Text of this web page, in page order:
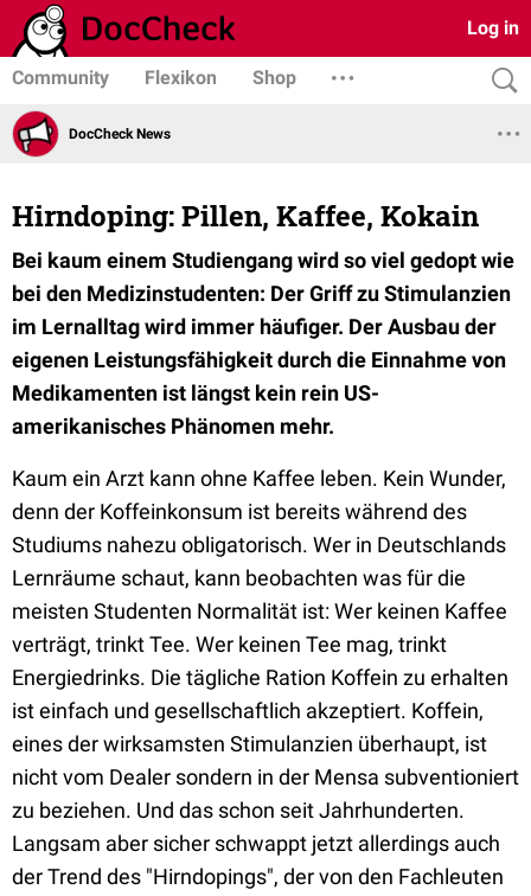
Log in
Community Flexikon Shop
DocCheck News
Hirndoping: Pillen, Kaffee, Kokain
Bei kaum einem Studiengang wird so viel gedopt wie
bei den Medizinstudenten: Der Griff zu Stimulanzien
im Lernalltag wird immer häufiger. Der Ausbau der
eigenen Leistungsfähigkeit durch die Einnahme von
Medikamenten ist längst kein rein US-
amerikanisches Phänomen mehr.
Kaum ein Arzt kann ohne Kaffee leben. Kein Wunder,
denn der Koffeinkonsum ist bereits während des
Studiums nahezu obligatorisch. Wer in Deutschlands
Lernräume schaut, kann beobachten was für die
meisten Studenten Normalität ist: Wer keinen Kaffee
verträgt, trinkt Tee. Wer keinen Tee mag, trinkt
Energiedrinks. Die tägliche Ration Koffein zu erhalten
ist einfach und gesellschaftlich akzeptiert. Koffein,
eines der wirksamsten Stimulanzien überhaupt, ist
nicht vom Dealer sondern in der Mensa subventioniert
zu beziehen. Und das schon seit Jahrhunderten.
Langsam aber sicher schwappt jetzt allerdings auch
der Trend des "Hirndopings", der von den Fachleuten